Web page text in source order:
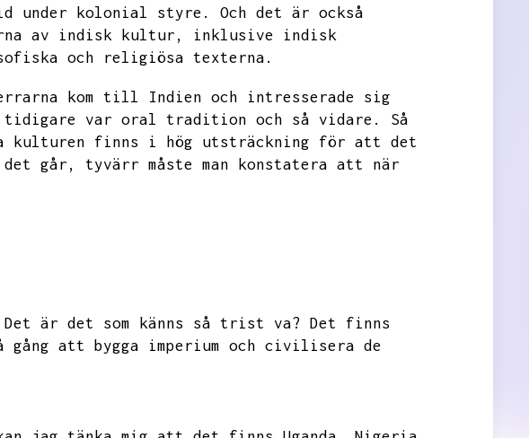
under kolonial styre.
Och det är också
av indisk kultur,
inklusive indisk
och religiösa texterna.
kom till Indien och intresserade sig
tidigare var oral tradition och så vidare.
Så
kulturen finns i hög utsträckning för att det
det går,
tyvärr måste man konstatera att när
Det är det som känns så trist va? Det finns
gång att bygga imperium och civilisera de